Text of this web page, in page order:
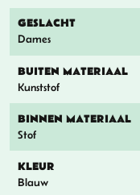
GESLACHT
Dames
BUITEN MATERIAAL
Kunststof
BINNEN MATERIAAL
Stof
KLEUR
Blauw